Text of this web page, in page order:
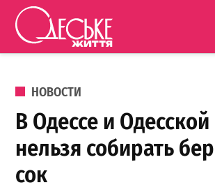
Перейти к содержанию
життя
ОПУБЛИКОВАНО В
НОВОСТИ
В Одессе и
нельзя собирать
сок